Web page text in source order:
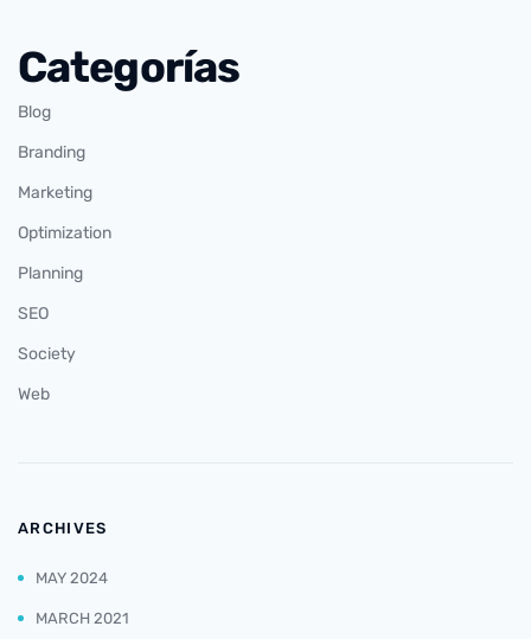
Categorías
Blog
Branding
Marketing
Optimization
Planning
SEO
Society
Web
ARCHIVES
MAY 2024
MARCH 2021